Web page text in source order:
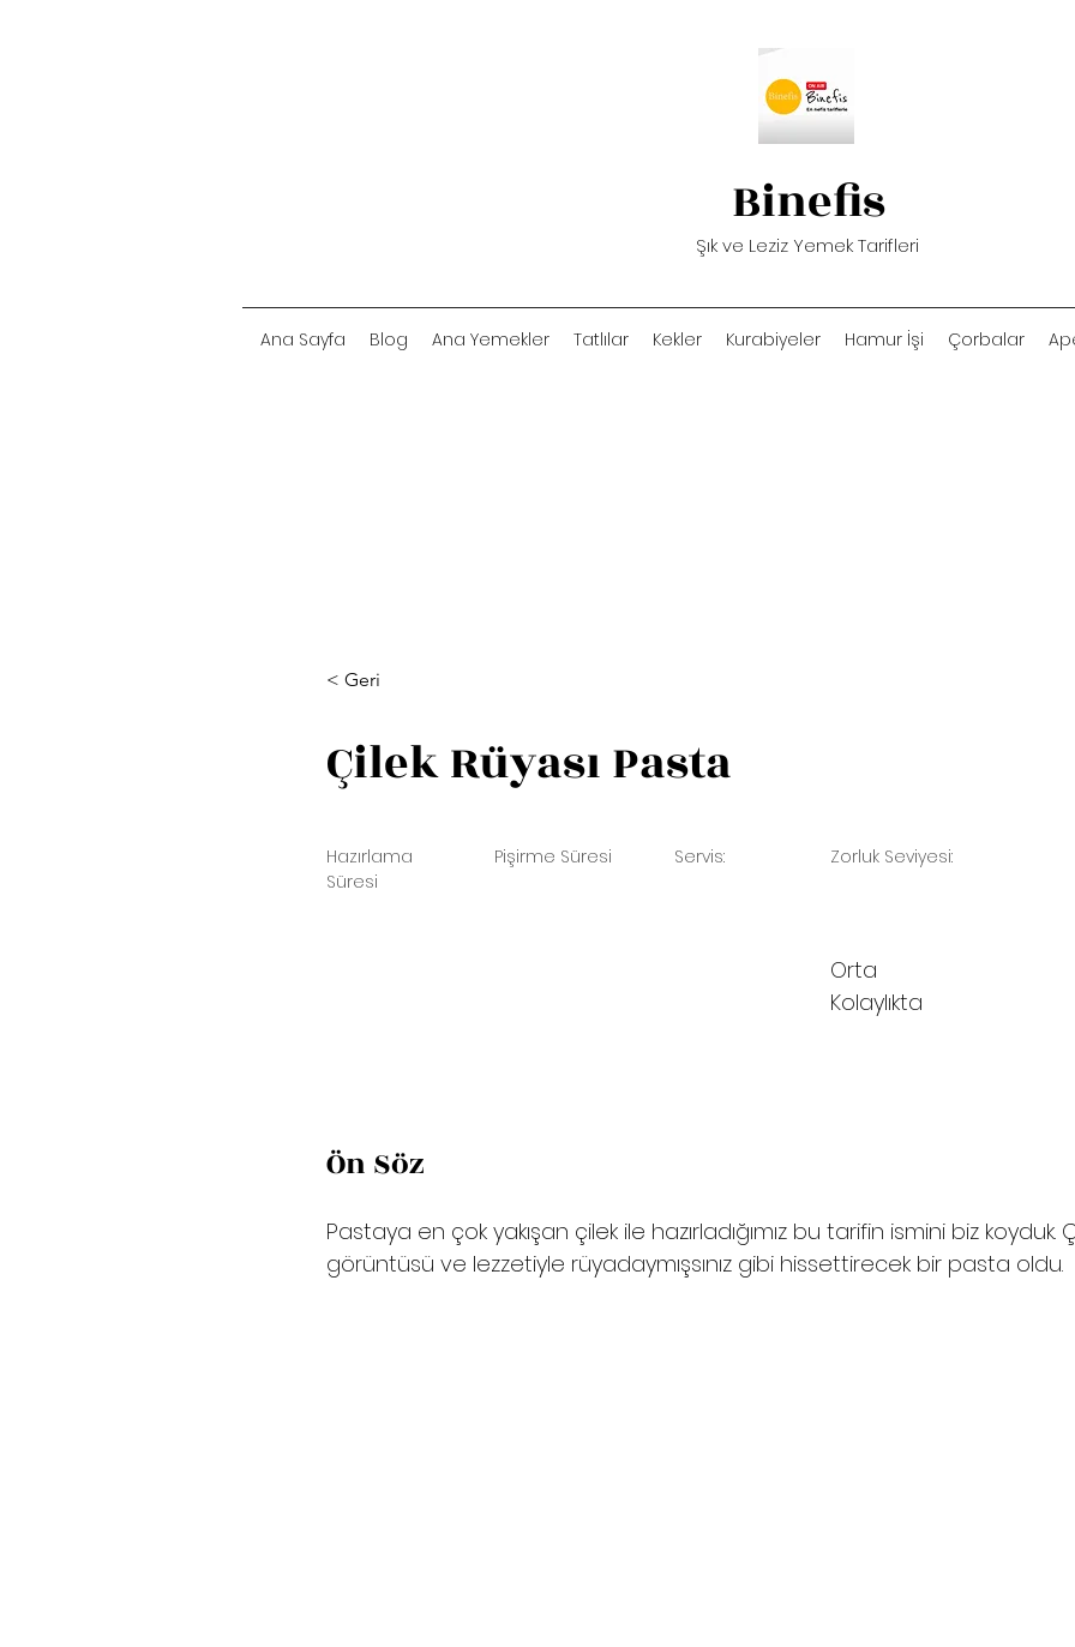
Binefis
Şık ve Leziz Yemek Tarifleri
Ana Sayfa Blog Ana Yemekler Tatlılar Kekler Kurabiyeler Hamur İşi Çorbalar
< Geri
Çilek Rüyası Pasta
Hazırlama
Süresi
Pişirme Süresi Servis: Zorluk Seviyesi:
Orta
Kolaylıkta
Ön Söz
Pastaya en çok yakışan çilek ile hazırladığımız bu tarifin ismini biz koyduk.
görüntüsü ve lezzetiyle rüyadaymışsınız gibi hissettirecek bir pasta oldu.